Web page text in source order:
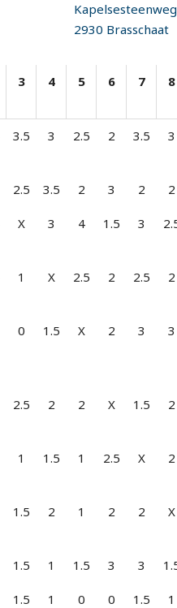
2930 Brasschaat
3 4 5 6 7 8
3.5 3 2.5 2 3.5 3
2.5 3.5 2 3 2 2
X 3 4 1.5 3
1 X 2.5 2 2.5 2
0 1.5 X 2 3 3
2.5 2 2 X 1.5 2
1 1.5 1 2.5 X 2
1.5 2 1 2 2 X
1.5 1 1.5 3 3
1.5 1 0 0 1.5 1